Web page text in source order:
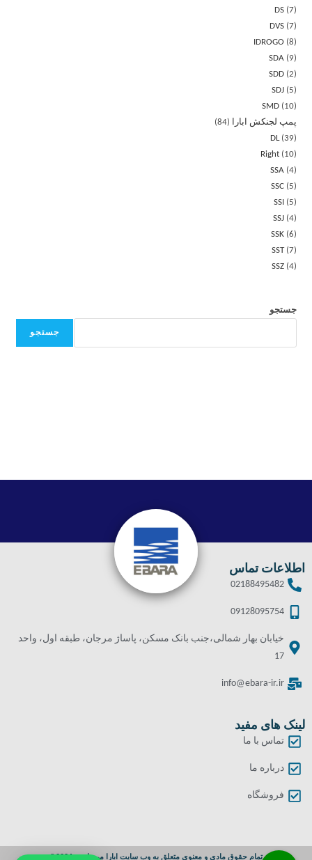
DS 7
DVS 7
IDROGO
8
SDA
9
SDD 2
SDJ
5
SMD
10
پمپ لجنکش ابارا
84
DL 39
Right
10
SSA 4
SSC
5
SSI
5
SSJ 4
SSK 6
SST 7
SSZ 4
جستجو
جستجو
اطلاعات تماس
02188495482
09128095754
خیابان بهار شمالی،جنب بانک مسکن، پاساژ مرجان، طبقه اول، واحد
17
info@ebara-ir.ir
لینک های مفید
تماس با ما
درباره ما
فروشگاه
تمام حقوق مادی و معنوی متعلق به وب سایت ابارا می باشد. 2024©